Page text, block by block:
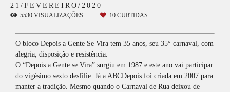
21/FEVEREIRO/2020
5530 VISUALIZAÇÕES 10 CURTIDAS
O bloco Depois a Gente Se Vira tem 35 anos, seu 35° carnaval, com
alegria, disposição e resistência.
O “Depois a Gente se Vira” surgiu em 1987 e este ano vai participar
do vigésimo sexto desfilie. Já a ABCDepois foi criada em 2007 para
manter a tradição. Mesmo quando o Carnaval de Rua deixou de